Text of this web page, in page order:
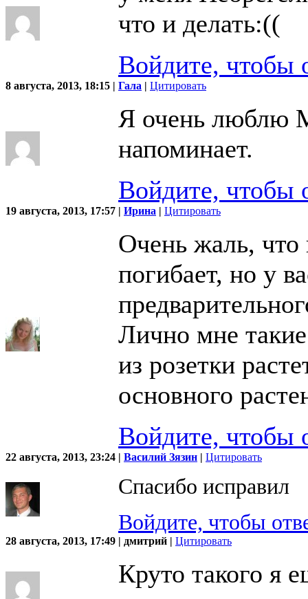
что и делать:((
Войдите, чтобы
8 августа, 2013, 18:15 | Гала | Цитировать
Я очень люблю
напоминает.
Войдите, чтобы
19 августа, 2013, 17:57 | Ирина | Цитировать
Очень жаль, что
погибает, но у
Лично мне такие
из розетки
основного
Войдите, чтобы
22 августа, 2013, 23:24 | Василий Зязин | Цитировать
Спасибо исправил
Войдите, чтобы
28 августа, 2013, 17:49 | дмитрий | Цитировать
Круто такого я